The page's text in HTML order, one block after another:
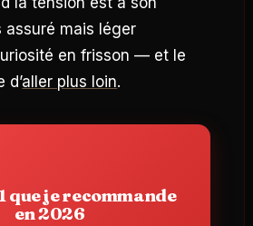
assuré mais léger
en frisson — et le
d’aller plus loin.
que je recommande
en 2026